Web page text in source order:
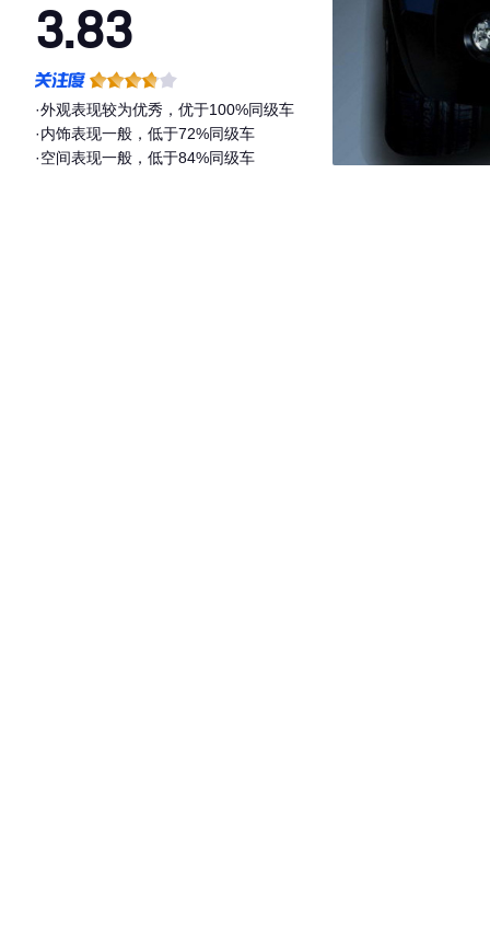
3.83
·外观表现较为优秀，优于100%同级车
·内饰表现一般，低于72%同级车
·空间表现一般，低于84%同级车